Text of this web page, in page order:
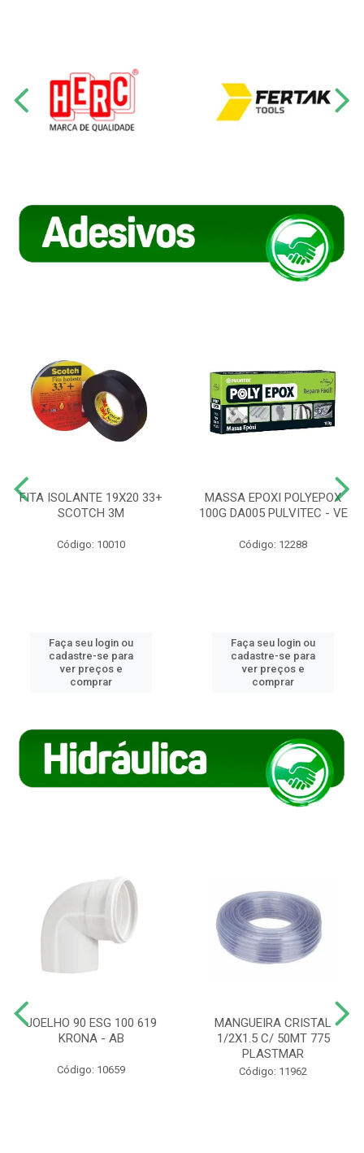
FITA ISOLANTE 19X20 33+
SCOTCH 3M
Código: 10010
Faça seu login ou
cadastre-se para
ver preços e
comprar
MASSA EPOXI POLYEPOX
100G DA005 PULVITEC - VE
Código: 12288
Faça seu login ou
cadastre-se para
ver preços e
comprar
JOELHO 90 ESG 100 619
KRONA - AB
Código: 10659
MANGUEIRA CRISTAL
1/2X1.5 C/ 50MT 775
PLASTMAR
Código: 11962